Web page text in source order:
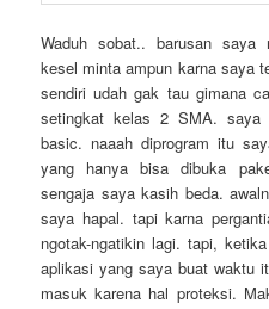
Waduh sobat.. barusan saya
kesel minta ampun karna saya
sendiri udah gak tau gimana
setingkat kelas 2 SMA. saya
basic. naaah diprogram itu
yang hanya bisa dibuka
sengaja saya kasih beda.
saya hapal. tapi karna
ngotak-ngatikin lagi. tapi,
aplikasi yang saya buat waktu
masuk karena hal proteksi.